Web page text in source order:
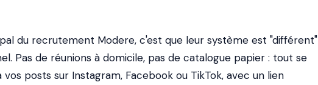
du recrutement Modere, c'est que leur système est "différent"
Pas de réunions à domicile, pas de catalogue papier : tout se
vos posts sur Instagram, Facebook ou TikTok, avec un lien